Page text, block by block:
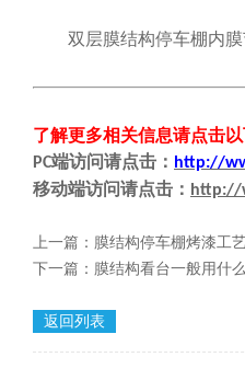
双层膜结构停车棚内膜节
了解更多相关信息请点击
PC端访问请点击 ： http://
移动端访问请点击 ： http://
上一篇： 膜结构停车棚烤漆工
下一篇： 膜结构看台一般用什
返回列表